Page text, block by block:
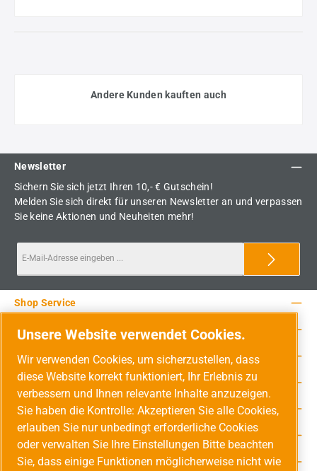
Andere Kunden kauften auch
Newsletter
Sichern Sie sich jetzt Ihren 10,- € Gutschein!
Melden Sie sich direkt für unseren Newsletter an und verpassen
Sie keine Aktionen und Neuheiten mehr!
Service-Hotline
Shop Service
Rechtliche Hinweise
Unsere Vorteile
Versandarten
Zahlungsarten
Adresse
Unsere Website verwendet Cookies.
Wir verwenden Cookies, um sicherzustellen, dass
diese Website korrekt funktioniert, Ihr Erlebnis zu
verbessern und Ihnen relevante Inhalte anzuzeigen.
Sie haben die Kontrolle: Akzeptieren Sie alle Cookies,
erlauben Sie nur unbedingt erforderliche Cookies
oder verwalten Sie Ihre Einstellungen Bitte beachten
Sie, dass einige Funktionen möglicherweise nicht wie